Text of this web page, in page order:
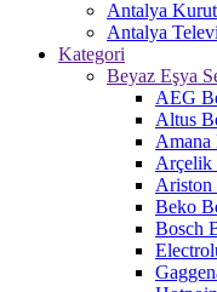
Antalya
Antalya
Kategori
Beyaz Eşya
AEG
Altus
Amana
Arçelik
Ariston
Beko
Bosch